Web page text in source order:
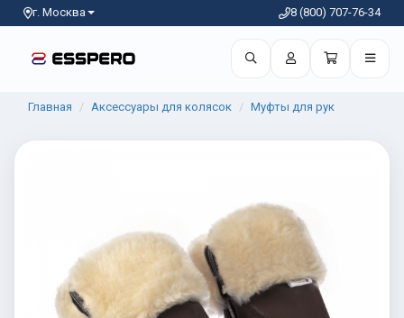
г. Москва 8 (800) 707-76-34
Главная Аксессуары для колясок Муфты для рук